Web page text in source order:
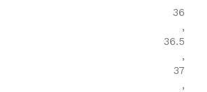
36
,
36.5
,
37
,